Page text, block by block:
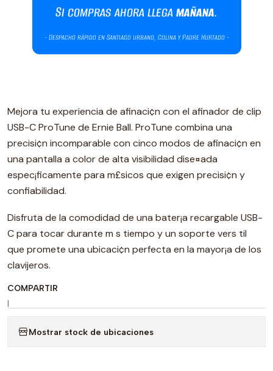
Mejora tu experiencia de afinaci¢n con el afinador de clip
USB-C ProTune de Ernie Ball. ProTune combina una
precisi¢n incomparable con cinco modos de afinaci¢n en
una pantalla a color de alta visibilidad dise¤ada
espec¡ficamente para m£sicos que exigen precisi¢n y
confiabilidad.
Disfruta de la comodidad de una bater¡a recargable USB-
C para tocar durante m s tiempo y un soporte vers til
que promete una ubicaci¢n perfecta en la mayor¡a de los
clavijeros.
COMPARTIR
|
Mostrar stock de ubicaciones